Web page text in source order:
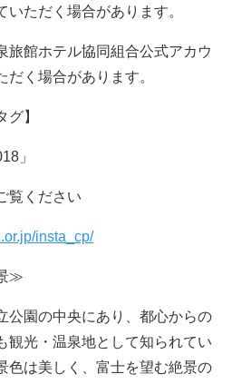
いただく場合があります。
旅館ホテル協同組合公式アカウ
く場合があります。
グ】
」
覧ください
insta_cp/
≫
公園の中央にあり、都心からの
観光・温泉地として知られてい
色は美しく、富士を望む絶景の